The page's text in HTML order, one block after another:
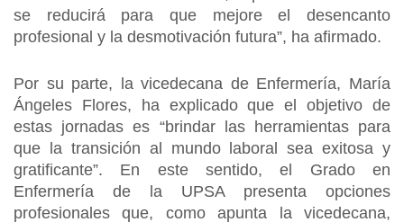
se reducirá para que mejore el desencanto
profesional y la desmotivación futura”, ha afirmado.
Por su parte, la vicedecana de Enfermería, María
Ángeles Flores, ha explicado que el objetivo de
estas jornadas es “brindar las herramientas para
que la transición al mundo laboral sea exitosa y
gratificante”. En este sentido, el Grado en
Enfermería de la UPSA presenta opciones
profesionales que, como apunta la vicedecana,